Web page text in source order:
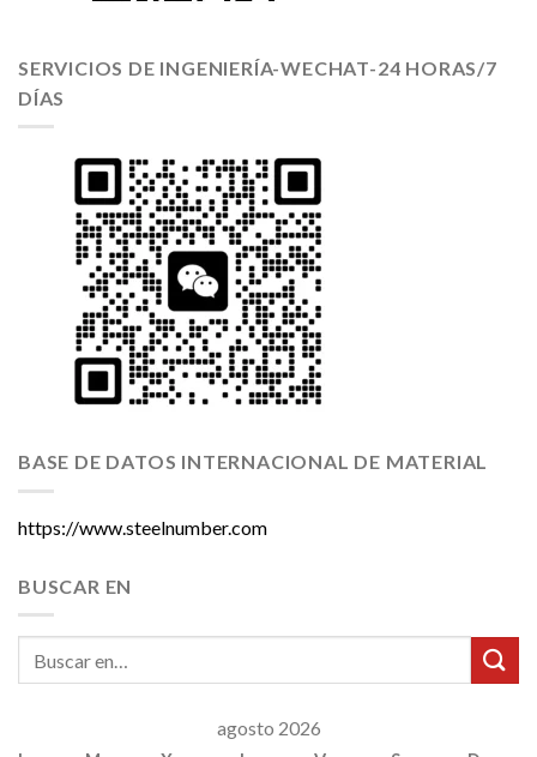
SERVICIOS DE INGENIERÍA-WECHAT-24 HORAS/7
DÍAS
BASE DE DATOS INTERNACIONAL DE MATERIAL
https://www.steelnumber.com
BUSCAR EN
agosto 2026